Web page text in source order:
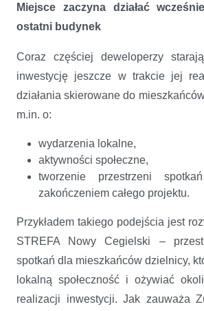
Miejsce zaczyna działać
ostatni budynek
Coraz częściej deweloperzy
inwestycję jeszcze w trakcie jej
działania skierowane do
m.in. o:
wydarzenia lokalne,
aktywności społeczne,
tworzenie przestrzeni
zakończeniem całego projektu.
Przykładem takiego podejścia jest
STREFA Nowy Cegielski –
spotkań dla mieszkańców dzielnicy,
lokalną społeczność i ożywiać
realizacji inwestycji. Jak zauważa